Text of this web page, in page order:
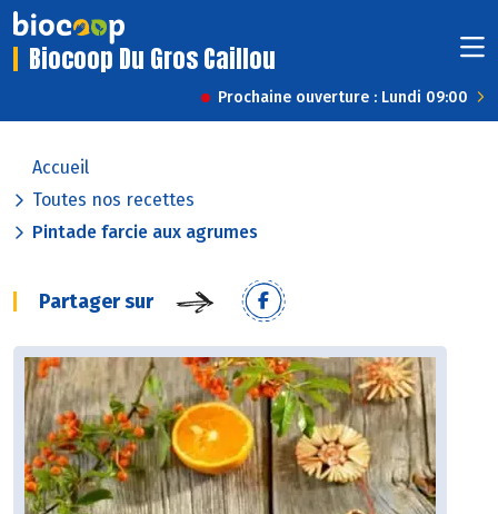
Biocoop Du Gros Caillou
Prochaine ouverture : Lundi 09:00
Accueil
Toutes nos recettes
Pintade farcie aux agrumes
Partager sur